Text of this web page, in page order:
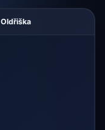
Oldřiška